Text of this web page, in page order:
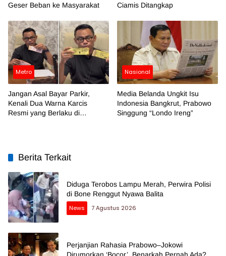
Geser Beban ke Masyarakat
Ciamis Ditangkap
Metro
Jangan Asal Bayar Parkir,
Kenali Dua Warna Karcis
Resmi yang Berlaku di
Nasional
Media Belanda Ungkit Isu
Indonesia Bangkrut, Prabowo
Singgung “Londo Ireng”
Berita Terkait
Diduga Terobos Lampu Merah, Perwira Polisi
di Bone Renggut Nyawa Balita
News
7 Agustus 2026
Perjanjian Rahasia Prabowo–Jokowi